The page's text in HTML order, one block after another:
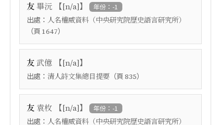
友畢沅 【[n/a]】 年份：-1
出處： 人名權威資料（中央研究院歷史語言研究所）
（頁 1647）
友武億 【[n/a]】
出處： 清人詩文集總目提要 （頁 835）
友 袁枚 【[n/a]】 年份：-1
出處： 人名權威資料（中央研究院歷史語言研究所）